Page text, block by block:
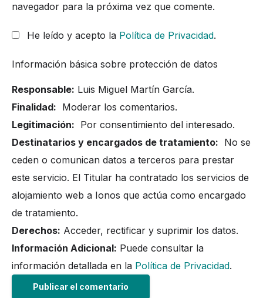
navegador para la próxima vez que comente.
He leído y acepto la Política de Privacidad.
Información básica sobre protección de datos
Responsable: Luis Miguel Martín García.
Finalidad: Moderar los comentarios.
Legitimación: Por consentimiento del interesado.
Destinatarios y encargados de tratamiento: No se
ceden o comunican datos a terceros para prestar
este servicio. El Titular ha contratado los servicios de
alojamiento web a Ionos que actúa como encargado
de tratamiento.
Derechos: Acceder, rectificar y suprimir los datos.
Información Adicional: Puede consultar la
información detallada en la Política de Privacidad.